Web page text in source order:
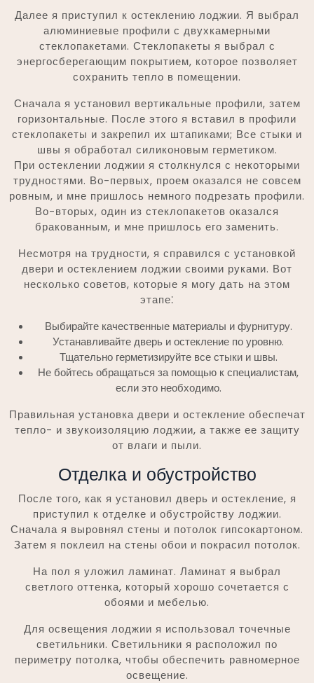
Далее я приступил к остеклению лоджии. Я выбрал
алюминиевые профили с двухкамерными
стеклопакетами. Стеклопакеты я выбрал с
энергосберегающим покрытием, которое позволяет
сохранить тепло в помещении.
Сначала я установил вертикальные профили, затем
горизонтальные. После этого я вставил в профили
стеклопакеты и закрепил их штапиками; Все стыки и
швы я обработал силиконовым герметиком.
При остеклении лоджии я столкнулся с некоторыми
трудностями. Во-первых, проем оказался не совсем
ровным, и мне пришлось немного подрезать профили.
Во-вторых, один из стеклопакетов оказался
бракованным, и мне пришлось его заменить.
Несмотря на трудности, я справился с установкой
двери и остеклением лоджии своими руками. Вот
несколько советов, которые я могу дать на этом
этапе⁚
Выбирайте качественные материалы и фурнитуру.
Устанавливайте дверь и остекление по уровню.
Тщательно герметизируйте все стыки и швы.
Не бойтесь обращаться за помощью к специалистам,
если это необходимо.
Правильная установка двери и остекление обеспечат
тепло- и звукоизоляцию лоджии, а также ее защиту
от влаги и пыли.
Отделка и обустройство
После того, как я установил дверь и остекление, я
приступил к отделке и обустройству лоджии.
Сначала я выровнял стены и потолок гипсокартоном.
Затем я поклеил на стены обои и покрасил потолок.
На пол я уложил ламинат. Ламинат я выбрал
светлого оттенка, который хорошо сочетается с
обоями и мебелью.
Для освещения лоджии я использовал точечные
светильники. Светильники я расположил по
периметру потолка, чтобы обеспечить равномерное
освещение.